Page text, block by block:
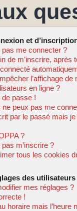
et
pas me connecter ?
de m’inscrire, après
l’affichage de
en ligne ?
de passe !
peux pas me
par le passé mais
?
m’inscrire ?
tous les cookies
des utilisateurs
mes réglages ?
!
horaire mais l’heure